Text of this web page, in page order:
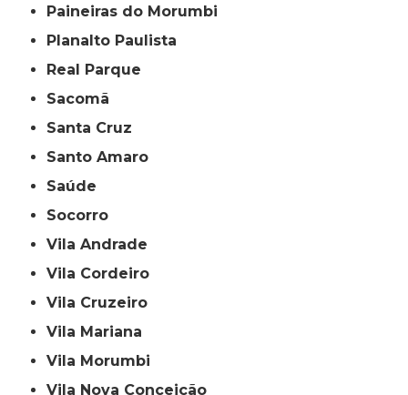
Paineiras do Morumbi
Planalto Paulista
Real Parque
Sacomã
Santa Cruz
Santo Amaro
Saúde
Socorro
Vila Andrade
Vila Cordeiro
Vila Cruzeiro
Vila Mariana
Vila Morumbi
Vila Nova Conceição